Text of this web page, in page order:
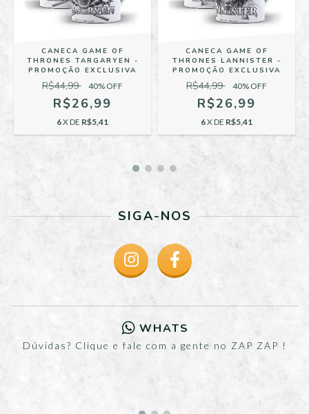
CANECA GAME OF
THRONES TARGARYEN -
PROMOÇÃO EXCLUSIVA
R$44,99 40% OFF
R$26,99
6X DE R$5,41
CANECA GAME OF
THRONES LANNISTER -
PROMOÇÃO EXCLUSIVA
R$44,99 40% OFF
R$26,99
6X DE R$5,41
SIGA-NOS
WHATS
Dúvidas? Clique e fale com a gente no ZAP ZAP !